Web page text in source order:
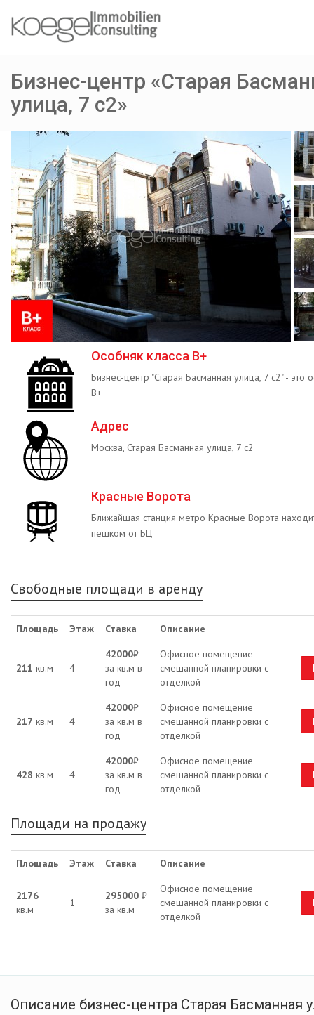
Бизнес-центр «Старая
улица, 7 с2»
Особняк класса B+
Бизнес-центр "Старая Басманная улица, 7 с2" - это
B+
Адрес
Москва, Старая Басманная улица, 7 с2
Красные Ворота
Ближайшая станция метро Красные Ворота
пешком от БЦ
Свободные площади в аренду
Площадь Этаж Ставка Описание
211 кв.м 4
42000₽
за кв.м в
год
Офисное помещение
смешанной планировки с
отделкой
217 кв.м 4
42000₽
за кв.м в
год
Офисное помещение
смешанной планировки с
отделкой
428 кв.м 4
42000₽
за кв.м в
год
Офисное помещение
смешанной планировки с
отделкой
Площади на продажу
Площадь Этаж Ставка Описание
2176
кв.м
1
295000 ₽
за кв.м
Офисное помещение
смешанной планировки с
отделкой
Описание бизнес-центра Старая Басманная